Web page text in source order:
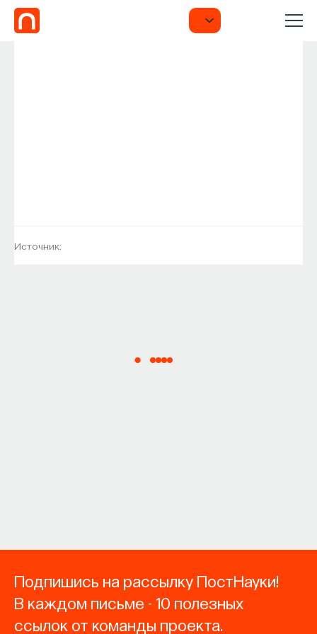
Источник:
Подпишись на рассылку ПостНауки!
В каждом письме - 10 полезных
ссылок от команды проекта.